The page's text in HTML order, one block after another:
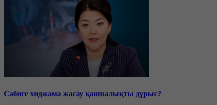
Сәбиге хиджама жасау қаншалықты дұрыс?